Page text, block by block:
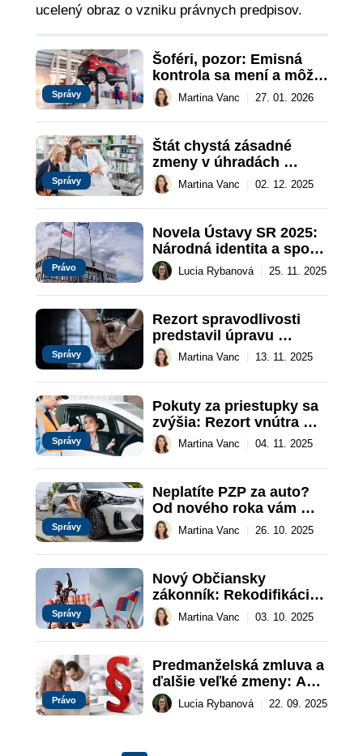
ucelený obraz o vzniku právnych predpisov.
Správy
Šoféri, pozor: Emisná
kontrola sa mení a môže
vás vyjsť draho
Martina Vanc 27. 01. 2026
Správy
Štát chystá zásadné
zmeny v úhradách
liekov, dotknú sa
pacientov aj výrobcov
Martina Vanc 02. 12. 2025
Právo
Novela Ústavy SR 2025:
Národná identita a spor
s EÚLucia Rybanová 25. 11. 2025
Správy
Rezort spravodlivosti
predstavil úpravu
medzinárodnej
spolupráce v trestných
veciach
Martina Vanc 13. 11. 2025
Správy
Pokuty za priestupky sa
zvýšia: Rezort vnútra
navrhuje aj prácu v
prospech spoločnosti
Martina Vanc 04. 11. 2025
Správy
Neplatíte PZP za auto?
Od nového roka vám
hrozí strata evidencie aj
pokuta
Martina Vanc 26. 10. 2025
Správy
Nový Občiansky
zákonník: Rekodifikácia
súkromného práva
vstupuje do
pripomienkového
konania
Martina Vanc 03. 10. 2025
Právo
Predmanželská zmluva a
ďalšie veľké zmeny: Ako
nový Občiansky
zákonník zmení život
Lucia Rybanová 22. 09. 2025